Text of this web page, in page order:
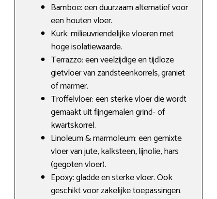
Bamboe: een duurzaam alternatief voor
een houten vloer.
Kurk: milieuvriendelijke vloeren met
hoge isolatiewaarde.
Terrazzo: een veelzijdige en tijdloze
gietvloer van zandsteenkorrels, graniet
of marmer.
Troffelvloer: een sterke vloer die wordt
gemaakt uit fijngemalen grind- of
kwartskorrel.
Linoleum & marmoleum: een gemixte
vloer van jute, kalksteen, lijnolie, hars
(gegoten vloer).
Epoxy: gladde en sterke vloer. Ook
geschikt voor zakelijke toepassingen.